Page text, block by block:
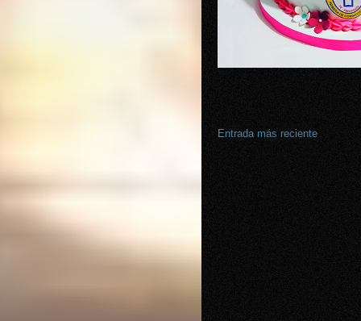
Entrada más reciente